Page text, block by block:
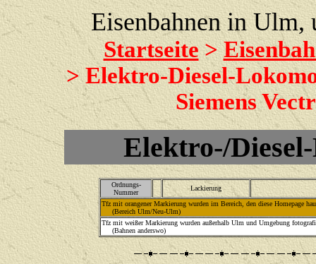
Eisenbahnen in
Startseite>
> Elektro-Diesel-
Siemens
Elektro-/
Ordnungs-
Nummer
Lackierung
Tfz mit orangener Markierung wurden im Bereich, den diese Homepage
(Bereich Ulm/Neu-Ulm)
Tfz mit weißer Markierung wurden außerhalb Ulm und Umgebung
(Bahnen anderswo)